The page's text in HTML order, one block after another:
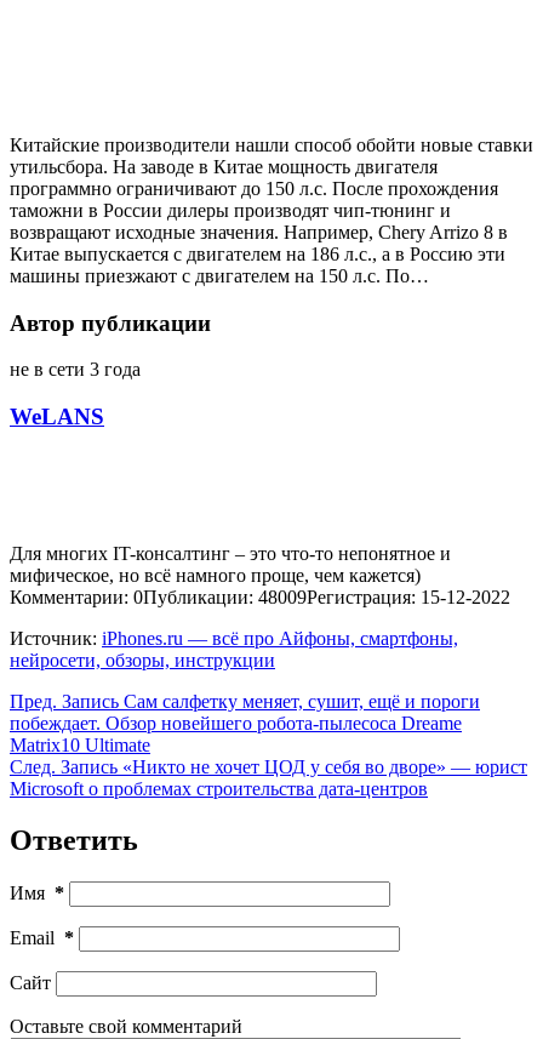
Китайские производители нашли способ обойти новые ставки
утильсбора. На заводе в Китае мощность двигателя
программно ограничивают до 150 л.с. После прохождения
таможни в России дилеры производят чип-тюнинг и
возвращают исходные значения. Например, Chery Arrizo 8 в
Китае выпускается с двигателем на 186 л.с., а в Россию эти
машины приезжают с двигателем на 150 л.с. По…
Автор публикации
не в сети 3 года
WeLANS
Для многих IT-консалтинг – это что-то непонятное и
мифическое, но всё намного проще, чем кажется)
Комментарии: 0Публикации: 48009Регистрация: 15-12-2022
Источник: iPhones.ru — всё про Айфоны, смартфоны,
нейросети, обзоры, инструкции
Пред. Запись Сам салфетку меняет, сушит, ещё и пороги
побеждает. Обзор новейшего робота-пылесоса Dreame
Matrix10 Ultimate
След. Запись «Никто не хочет ЦОД у себя во дворе» — юрист
Microsoft о проблемах строительства дата-центров
Ответить
Имя *
Email *
Сайт
Оставьте свой комментарий